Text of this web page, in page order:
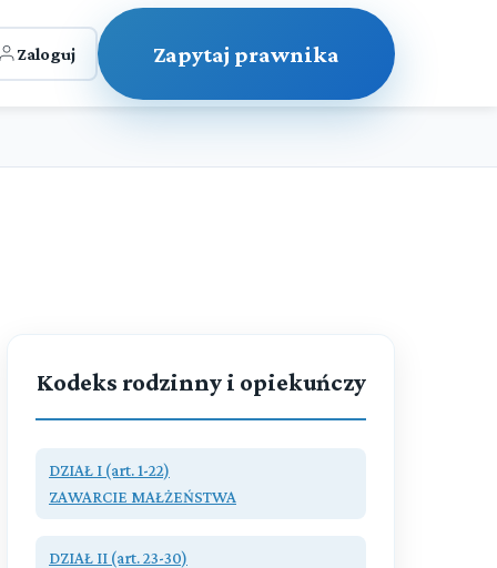
Zaloguj Zapytaj prawnika
Kodeks rodzinny i opiekuńczy
DZIAŁ I (art. 1-22)
ZAWARCIE MAŁŻEŃSTWA
Przeczytaj zawartość działu
DZIAŁ II (art. 23-30)